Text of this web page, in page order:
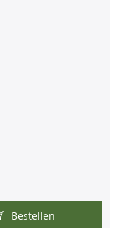
Bestellen